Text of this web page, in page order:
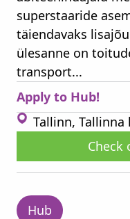
superstaaride
täiendavaks
ülesanne on
transport...
Apply to Hub!
Tallinn, Tallinna
Check
Hub